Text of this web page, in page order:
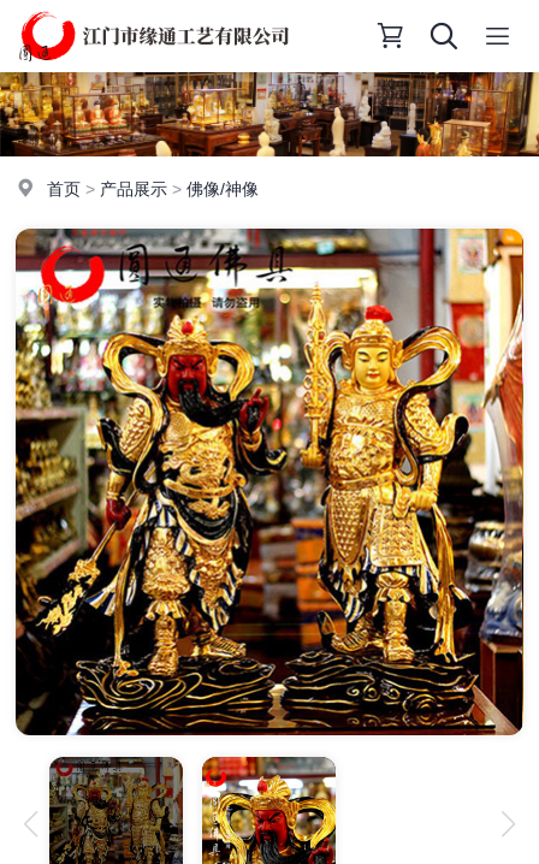
首页 > 产品展示 >佛像/神像